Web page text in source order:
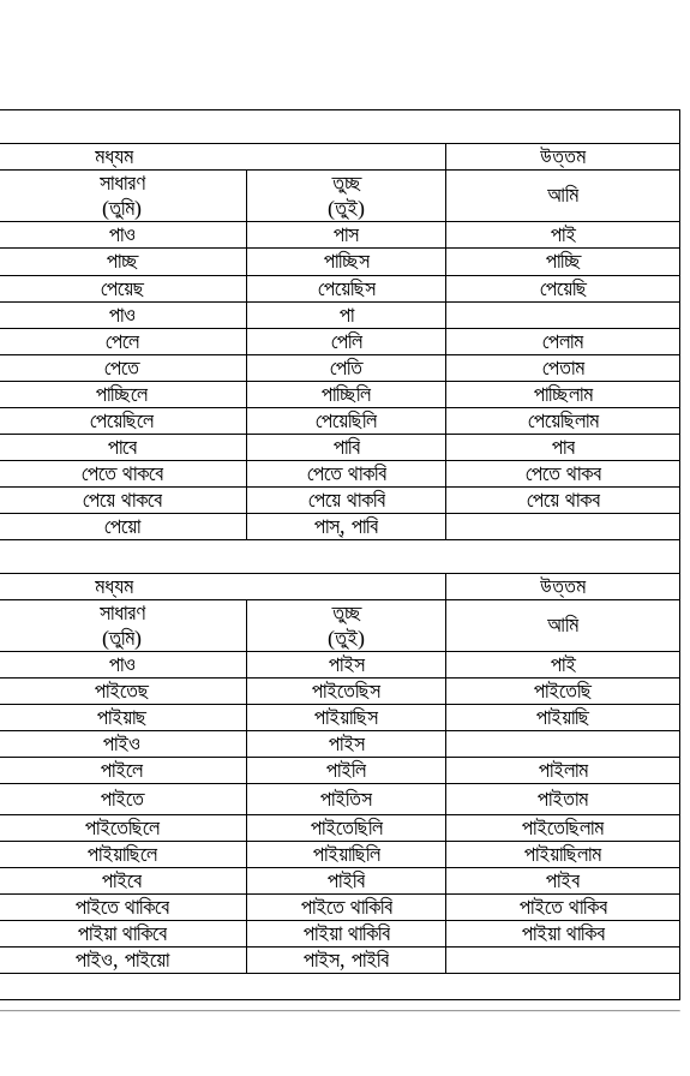
মধ্যম
উত্তম
সাধারণ
(তুমি)
তুচ্ছ
(তুই)
আমি
পাও পাস
পাই
পাচ্ছ পাচ্ছিস
পাচ্ছি
পেয়েছ পেয়েছিস
পেয়েছি
পাও পা
পেলে পেলি
পেলাম
পেতে পেতি
পেতাম
পাচ্ছিলে পাচ্ছিলি
পাচ্ছিলাম
পেয়েছিলে পেয়েছিলি পেয়েছিলাম
পাবে পাবি
পাব
পেতে থাকবে পেতে থাকবি
পেতে থাকব
পেয়ে থাকবে পেয়ে থাকবি
পেয়ে থাকব
পেয়ো পাস্, পাবি
মধ্যম
উত্তম
সাধারণ
(তুমি)
তুচ্ছ
(তুই)
আমি
পাও পাইস
পাই
পাইতেছ পাইতেছিস
পাইতেছি
পাইয়াছ পাইয়াছিস
পাইয়াছি
পাইও পাইস
পাইলে পাইলি
পাইলাম
পাইতে পাইতিস
পাইতাম
পাইতেছিলে পাইতেছিলি
পাইতেছিলাম
পাইয়াছিলে পাইয়াছিলি পাইয়াছিলাম
পাইবে পাইবি
পাইব
পাইতে থাকিবে পাইতে থাকিবি
পাইতে থাকিব
পাইয়া থাকিবে পাইয়া থাকিবি
পাইয়া থাকিব
পাইও, পাইয়ো পাইস, পইবি